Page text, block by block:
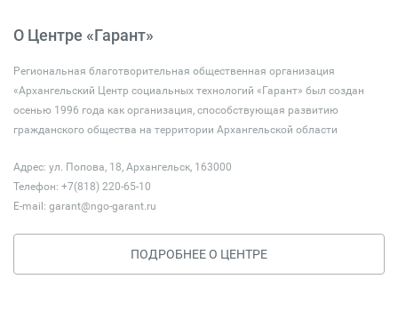
О Центре «Гарант»
Региональная благотворительная общественная организация
«Архангельский Центр социальных технологий «Гарант» был создан
осенью 1996 года как организация, способствующая развитию
гражданского общества на территории Архангельской области
Адрес: ул. Попова, 18, Архангельск, 163000
Телефон: +7(818) 220-65-10
E-mail: garant@ngo-garant.ru
ПОДРОБНЕЕ О ЦЕНТРЕ